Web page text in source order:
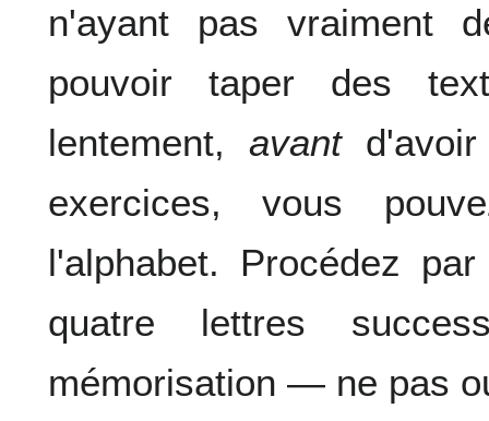
n'ayant pas vraiment
pouvoir taper des
lentement, avantd'avoir
exercices, vous
l'alphabet. Procédez
quatre lettres
mémorisation — ne pas